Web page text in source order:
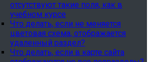
отсутствуют такие поля, как в
учебном курсе
Что делать, если не меняется
цветовая схема, отображается
удаленный раздел?
Что делать, если в карте сайта